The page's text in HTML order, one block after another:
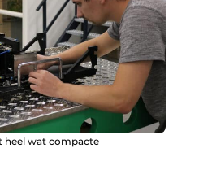
heel wat compacte